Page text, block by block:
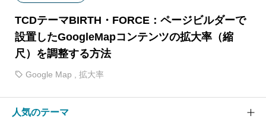
TCDテーマBIRTH・FORCE：ページビルダーで
設置したGoogleMapコンテンツの拡大率（縮
尺）を調整する方法
Google Map 拡大率
人気のテーマ